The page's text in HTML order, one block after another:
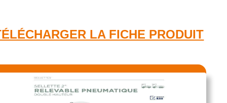
LA FICHE PRODUIT​